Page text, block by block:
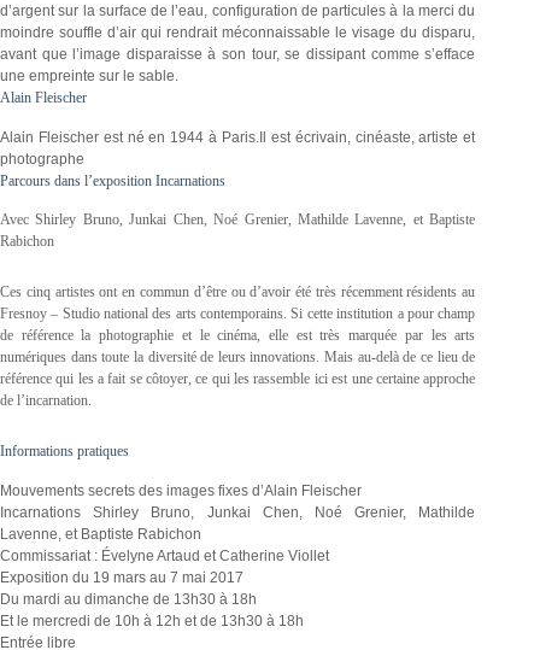
d’argent sur la surface de l’eau, configuration de particules à la merci du
moindre souffle d’air qui rendrait méconnaissable le visage du disparu,
avant que l’image disparaisse à son tour, se dissipant comme s’efface
une empreinte sur le sable.
Alain Fleischer
Alain Fleischer est né en 1944 à Paris.Il est écrivain, cinéaste, artiste et
photographe
Parcours dans l’exposition Incarnations
Avec Shirley Bruno, Junkai Chen, Noé Grenier, Mathilde Lavenne, et Baptiste
Rabichon
Ces cinq artistes ont en commun d’être ou d’avoir été très récemment résidents au
Fresnoy – Studio national des arts contemporains. Si cette institution a pour champ
de référence la photographie et le cinéma, elle est très marquée par les arts
numériques dans toute la diversité de leurs innovations. Mais au-delà de ce lieu de
référence qui les a fait se côtoyer, ce qui les rassemble ici est une certaine approche
de l’incarnation.
Informations pratiques
Mouvements secrets des images fixes d’Alain Fleischer
Incarnations Shirley Bruno, Junkai Chen, Noé Grenier, Mathilde
Lavenne, et Baptiste Rabichon
Commissariat : Évelyne Artaud et Catherine Viollet
Exposition du 19 mars au 7 mai 2017
Du mardi au dimanche de 13h30 à 18h
Et le mercredi de 10h à 12h et de 13h30 à 18h
Entrée libre